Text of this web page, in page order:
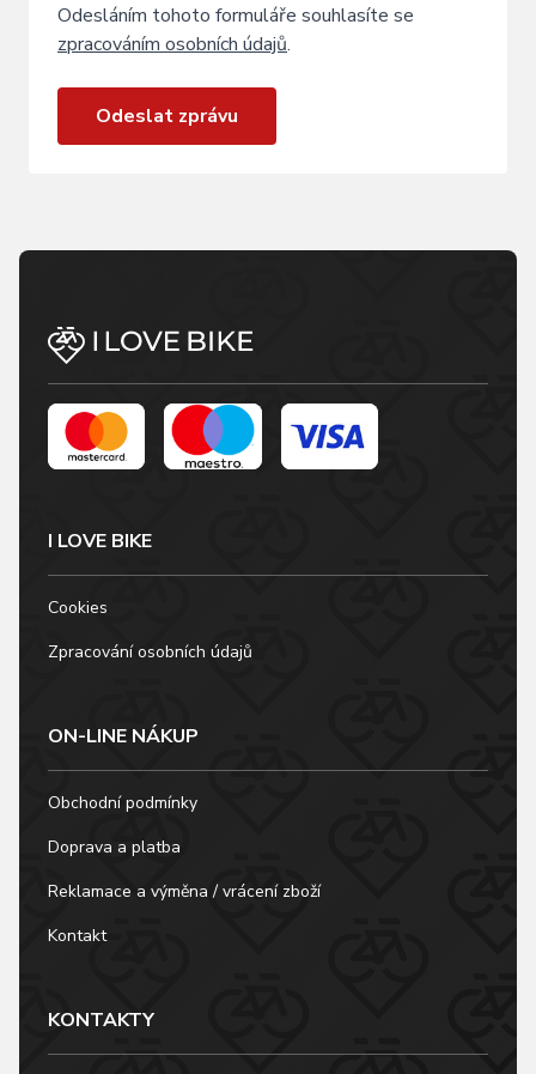
Odesláním tohoto formuláře souhlasíte se
zpracováním osobních údajů.
Odeslat zprávu
I LOVE BIKE
Cookies
Zpracování osobních údajů
ON-LINE NÁKUP
Obchodní podmínky
Doprava a platba
Reklamace a výměna / vrácení zboží
Kontakt
KONTAKTY